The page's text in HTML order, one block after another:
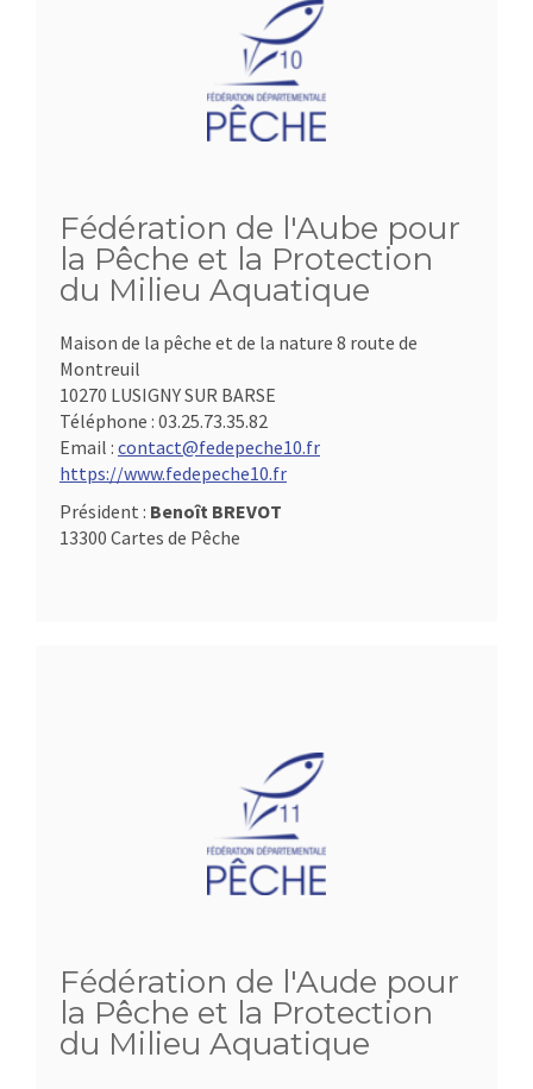
Fédération de l'Aube pour
la Pêche et la Protection
du Milieu Aquatique
Maison de la pêche et de la nature 8 route de
Montreuil
10270 LUSIGNY SUR BARSE
Téléphone : 03.25.73.35.82
Email : contact@fedepeche10.fr
https://www.fedepeche10.fr
Président : Benoît BREVOT
13300 Cartes de Pêche
Fédération de l'Aude pour
la Pêche et la Protection
du Milieu Aquatique